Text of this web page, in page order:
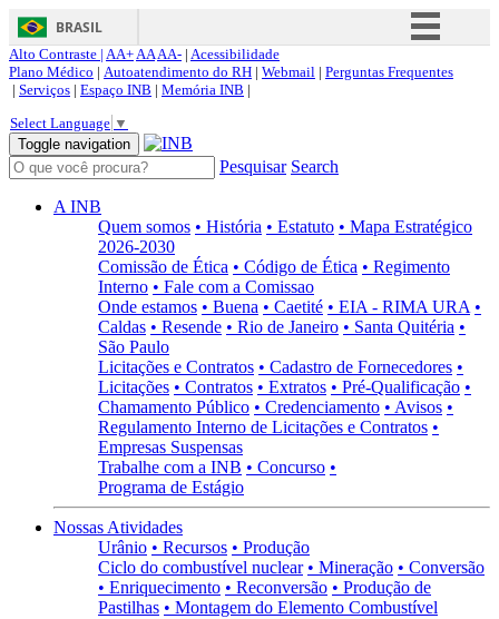
BRASIL
Simplifique!
Acesso à informação
Canais
Alto Contraste | AA+AAAA- | Acessibilidade
Plano Médico | Autoatendimento do RH | Webmail | Perguntas Frequentes
| Serviços | Espaço INB | Memória INB |
Select Language ▼
Toggle navigation
Pesquisar Search
A INB
Quem somos • História • Estatuto • Mapa Estratégico
2026-2030
Comissão de Ética • Código de Ética • Regimento
Interno • Fale com a Comissao
Onde estamos • Buena • Caetité • EIA - RIMA URA •
Caldas • Resende • Rio de Janeiro • Santa Quitéria •
São Paulo
Licitações e Contratos • Cadastro de Fornecedores •
Licitações • Contratos • Extratos • Pré-Qualificação •
Chamamento Público • Credenciamento • Avisos •
Regulamento Interno de Licitações e Contratos •
Empresas Suspensas
Trabalhe com a INB • Concurso •
Programa de Estágio
Nossas Atividades
Urânio • Recursos • Produção
Ciclo do combustível nuclear • Mineração • Conversão
• Enriquecimento • Reconversão • Produção de
Pastilhas • Montagem do Elemento Combustível